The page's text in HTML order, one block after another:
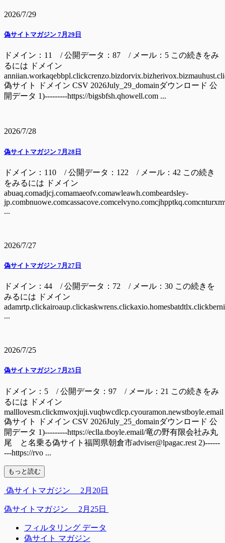
2026/7/29
偽サイトマガジン 7月29日
ドメイン：11 / 公開データ：87 / メール：5 この続きをみ
るには ドメイン
偽サイト ドメイン CSV 2026July_29_domainダウンロード 公
開データ 1)---------https://bigsbfsh.qhowell.com ...
2026/7/28
偽サイトマガジン 7月28日
ドメイン：110 / 公開データ：122 / メール：42 この続き
をみるには ドメイン
abuaq.comadjcj.comamaeofv.comawleawh.combeardsley-
...
2026/7/27
偽サイトマガジン 7月27日
ドメイン：44 / 公開データ：72 / メール：30 この続きを
みるには ドメイン
...
2026/7/25
偽サイトマガジン 7月25日
ドメイン：5 / 公開データ：97 / メール：21 この続きをみ
るには ドメイン
malllovesm.clickmwoxjuji.vuqbwcdlcp.cyouramon.newstboyle.email
偽サイト ドメイン CSV 2026July_25_domainダウンロード 公
開データ 1)---------https://eclla.tboyle.email/竜の野有限会社み丸
尾 と名乗る偽サイト福岡県朝倉市adviser@lpagac.rest 2)------
---https://rvo ...
もっと読む
偽サイトマガジン 2月20日
偽サイトマガジン 2月25日
フィルタリング データ
偽サイト マガジン